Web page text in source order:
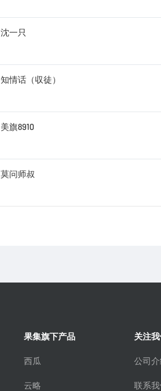
沈一只
知情话（収徒）
美旗8910
莫问师叔
果集旗下产品
西瓜
云略
关注
公司
联系